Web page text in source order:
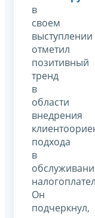
в
своем
выступлении
отметил
позитивный
тренд
в
области
внедрения
подхода
в
Он
подчеркнул,